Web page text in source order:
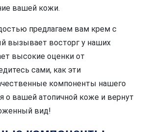
вашей кожи.
предлагаем вам крем с
вызывает восторг у наших
высокие оценки от
сами, как эти
компоненты нашего
о вашей атопичной коже и вернут
вид!